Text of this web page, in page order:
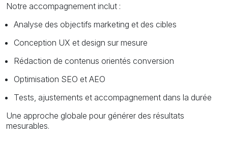
Notre accompagnement inclut :
Analyse des objectifs marketing et des cibles
Conception UX et design sur mesure
Rédaction de contenus orientés conversion
Optimisation SEO et AEO
Tests, ajustements et accompagnement dans la durée
Une approche globale pour générer des résultats
mesurables.